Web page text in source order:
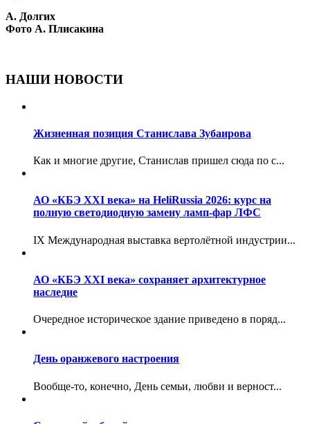
А. Долгих
Фото А. Плисакина
НАШИ НОВОСТИ
Жизненная позиция Станислава Зубаирова
Как и многие другие, Станислав пришел сюда по с...
АО «КБЭ XXI века» на HeliRussia 2026: курс на
полную светодиодную замену ламп-фар ЛФС
IX Международная выставка вертолётной индустрии...
АО «КБЭ XXI века» сохраняет архитектурное
наследие
Очередное историческое здание приведено в поряд...
День оранжевого настроения
Вообще-то, конечно, День семьи, любви и верност...